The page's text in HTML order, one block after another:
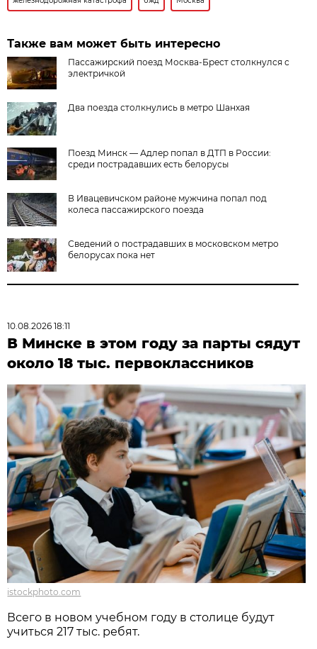
Также вам может быть интересно
Пассажирский поезд Москва-Брест столкнулся с
электричкой
Два поезда столкнулись в метро Шанхая
Поезд Минск — Адлер попал в ДТП в России:
среди пострадавших есть белорусы
В Ивацевичском районе мужчина попал под
колеса пассажирского поезда
Сведений о пострадавших в московском метро
белорусах пока нет
10.08.2026 18:11
В Минске в этом году за парты сядут
около 18 тыс. первоклассников
istockphoto.com
Всего в новом учебном году в столице будут
учиться 217 тыс. ребят.